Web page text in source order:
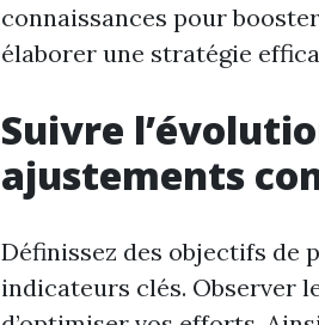
connaissances pour
élaborer une stratégie
Suivre
ajustements
Définissez des objectifs de
indicateurs clés. Observer